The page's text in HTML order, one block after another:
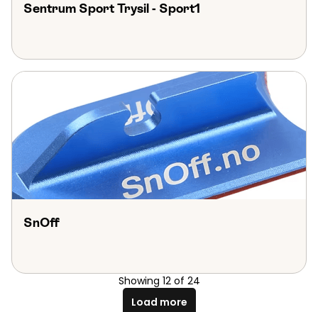
Sentrum Sport Trysil - Sport1
SnOff
Showing 12 of 24
Load more